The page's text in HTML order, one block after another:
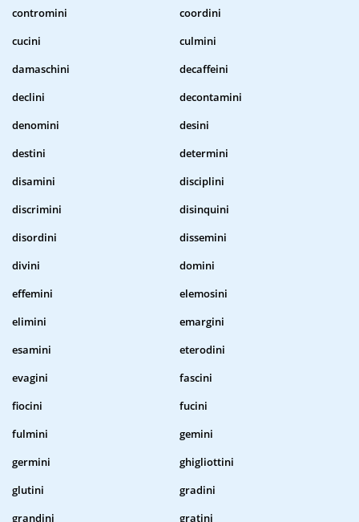
contromini
coordini
cucini
culmini
damaschini
decaffeini
declini
decontamini
denomini
desini
destini
determini
disamini
disciplini
discrimini
disinquini
disordini
dissemini
divini
domini
effemini
elemosini
elimini
emargini
esamini
eterodini
evagini
fascini
fiocini
fucini
fulmini
gemini
germini
ghigliottini
glutini
gradini
grandini
gratini